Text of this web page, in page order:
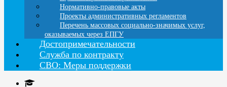
Нормативно-правовые акты
Проекты административных регламентов
Перечень массовых социально-значимых услуг,
оказываемых через ЕПГУ
Достопримечательности
Служба по контракту
СВО: Меры поддержки